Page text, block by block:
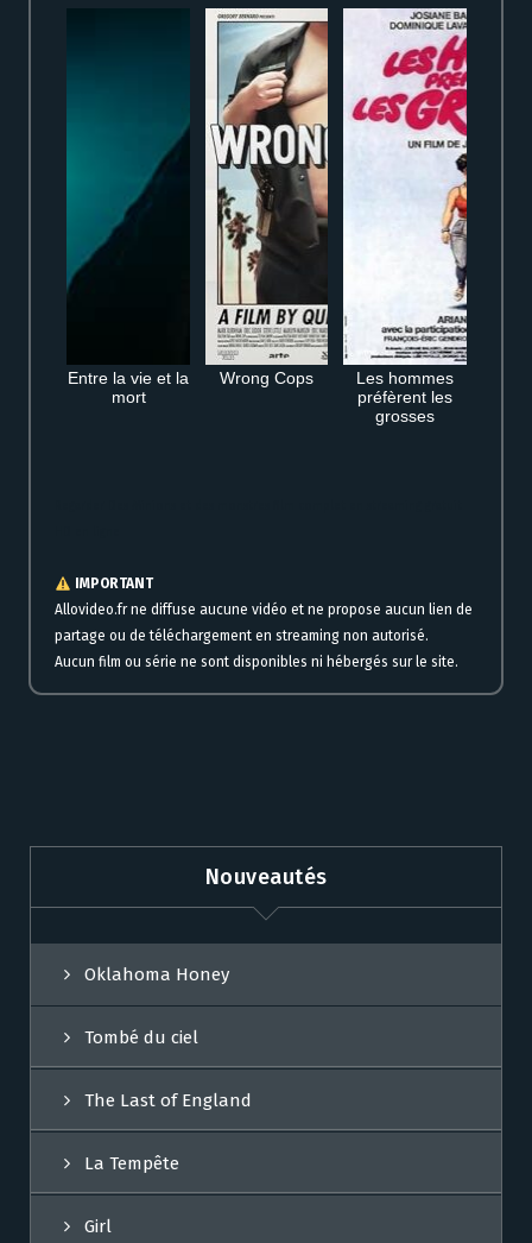
Entre la vie et la
mort
Wrong Cops
Les hommes
préfèrent les
grosses
IMPORTANT
Allovideo.fr ne diffuse aucune vidéo et ne propose aucun lien de
partage ou de téléchargement en streaming non autorisé.
Aucun film ou série ne sont disponibles ni hébergés sur le site.
Nouveautés
Oklahoma Honey
Tombé du ciel
The Last of England
La Tempête
Girl